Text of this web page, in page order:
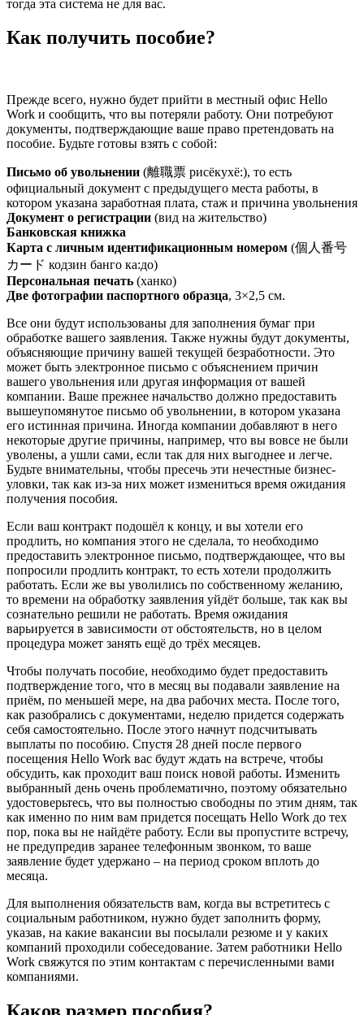
тогда эта система не для вас.
Как получить пособие?
Прежде всего, нужно будет прийти в местный офис Hello
Work и сообщить, что вы потеряли работу. Они потребуют
документы, подтверждающие ваше право претендовать на
пособие. Будьте готовы взять с собой:
Письмо об увольнении (離職票 рисёкухё:), то есть
официальный документ с предыдущего места работы, в
котором указана заработная плата, стаж и причина увольнения
Документ о регистрации (вид на жительство)
Банковская книжка
Карта с личным идентификационным номером (個人番号
カード кодзин банго ка:до)
Персональная печать (ханко)
Две фотографии паспортного образца, 3×2,5 см.
Все они будут использованы для заполнения бумаг при
обработке вашего заявления. Также нужны будут документы,
объясняющие причину вашей текущей безработности. Это
может быть электронное письмо с объяснением причин
вашего увольнения или другая информация от вашей
компании. Ваше прежнее начальство должно предоставить
вышеупомянутое письмо об увольнении, в котором указана
его истинная причина. Иногда компании добавляют в него
некоторые другие причины, например, что вы вовсе не были
уволены, а ушли сами, если так для них выгоднее и легче.
Будьте внимательны, чтобы пресечь эти нечестные бизнес-
уловки, так как из-за них может измениться время ожидания
получения пособия.
Если ваш контракт подошёл к концу, и вы хотели его
продлить, но компания этого не сделала, то необходимо
предоставить электронное письмо, подтверждающее, что вы
попросили продлить контракт, то есть хотели продолжить
работать. Если же вы уволились по собственному желанию,
то времени на обработку заявления уйдёт больше, так как вы
сознательно решили не работать. Время ожидания
варьируется в зависимости от обстоятельств, но в целом
процедура может занять ещё до трёх месяцев.
Чтобы получать пособие, необходимо будет предоставить
подтверждение того, что в месяц вы подавали заявление на
приём, по меньшей мере, на два рабочих места. После того,
как разобрались с документами, неделю придется содержать
себя самостоятельно. После этого начнут подсчитывать
выплаты по пособию. Спустя 28 дней после первого
посещения Hello Work вас будут ждать на встрече, чтобы
обсудить, как проходит ваш поиск новой работы. Изменить
выбранный день очень проблематично, поэтому обязательно
удостоверьтесь, что вы полностью свободны по этим дням, так
как именно по ним вам придется посещать Hello Work до тех
пор, пока вы не найдёте работу. Если вы пропустите встречу,
не предупредив заранее телефонным звонком, то ваше
заявление будет удержано – на период сроком вплоть до
месяца.
Для выполнения обязательств вам, когда вы встретитесь с
социальным работником, нужно будет заполнить форму,
указав, на какие вакансии вы посылали резюме и у каких
компаний проходили собеседование. Затем работники Hello
Work свяжутся по этим контактам с перечисленными вами
компаниями.